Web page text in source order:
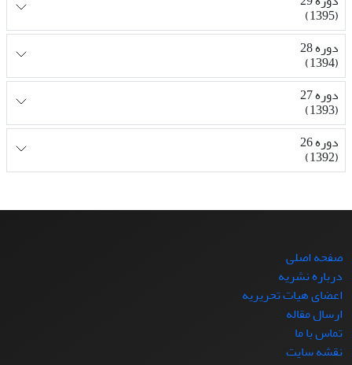
(1395)
دوره 28
(1394)
دوره 27
(1393)
دوره 26
(1392)
صفحه اصلی
درباره نشریه
اعضای هیات تحریریه
ارسال مقاله
تماس با ما
نقشه سایت